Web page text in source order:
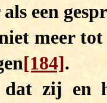
een
meer
[184].
dat zij en